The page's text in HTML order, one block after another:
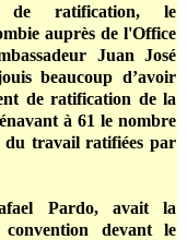
de ratification, le
auprès de l'Office
Juan José
beaucoup d’avoir
de ratification de la
à 61 le nombre
du travail ratifiées par
Pardo, avait la
devant le